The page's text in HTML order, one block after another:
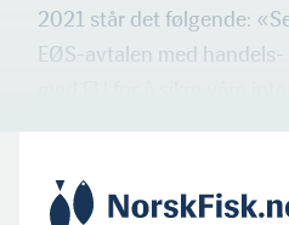
2021 står det følgende:
EØS-avtalen med